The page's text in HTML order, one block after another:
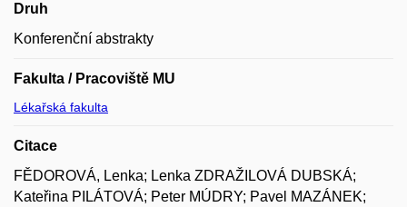
Druh
Konferenční abstrakty
Fakulta / Pracoviště MU
Lékařská fakulta
Citace
FĚDOROVÁ, Lenka; Lenka ZDRAŽILOVÁ DUBSKÁ;
Kateřina PILÁTOVÁ; Peter MÚDRY; Pavel MAZÁNEK;